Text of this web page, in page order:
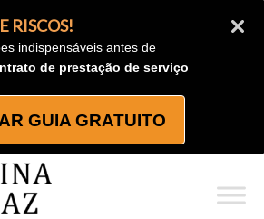
RISCOS!
indispensáveis antes de
de prestação de serviço
GUIA GRATUITO